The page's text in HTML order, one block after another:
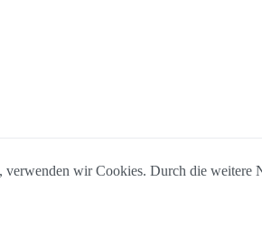
wir Cookies. Durch die